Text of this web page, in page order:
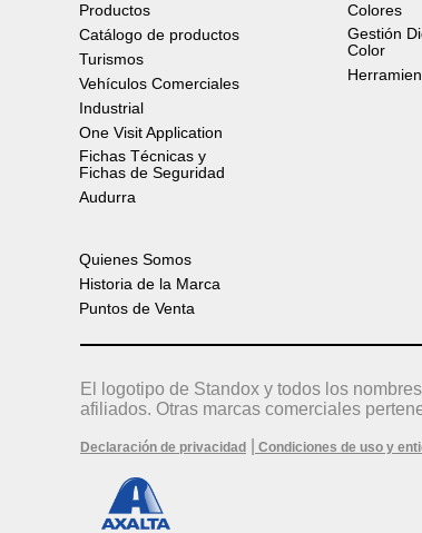
Productos
Catálogo de productos
Turismos
Vehículos Comerciales
Industrial
One Visit Application
Fichas Técnicas y
Fichas de Seguridad
Audurra
Colores
Gestión
Color
Quienes Somos
Historia de la Marca
Puntos de Venta
El logotipo de Standox y todos los
afiliados. Otras marcas comerciales
Declaración de privacidad Condiciones de uso y